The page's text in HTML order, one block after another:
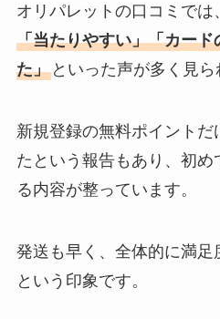
オリパレットの口コミでは、
「当たりやすい」「カード
た」といった声が多く見ら
新規登録の無料ポイント
たという報告もあり、初
る内容が整っています。
発送も早く、全体的に満足
という印象です。